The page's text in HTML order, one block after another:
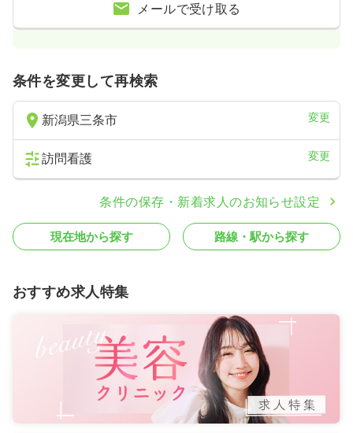
メールで受け取る
条件を変更して再検索
新潟県三条市 変更
訪問看護 変更
条件の保存・新着求人のお知らせ設定
現在地から探す 路線・駅から探す
おすすめ求人特集